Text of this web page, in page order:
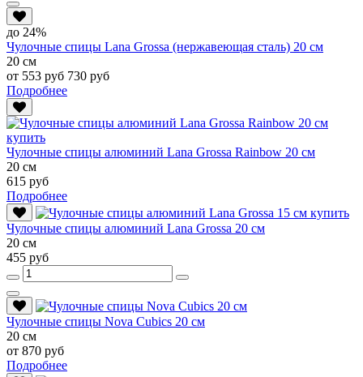
до 24%
Чулочные спицы Lana Grossa (нержавеющая сталь) 20 см
20 см
от 553 руб 730 руб
Подробнее
Чулочные спицы алюминий Lana Grossa Rainbow 20 см
20 см
615 руб
Подробнее
Чулочные спицы алюминий Lana Grossa 20 см
20 см
455 руб
Чулочные спицы Nova Cubics 20 см
20 см
от 870 руб
Подробнее